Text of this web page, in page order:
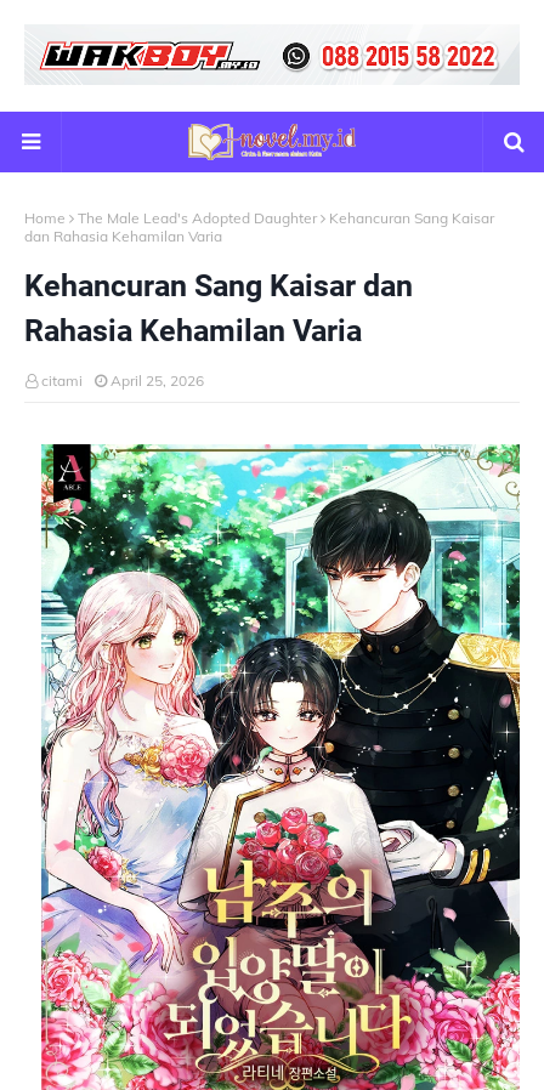
Home The Male Lead's Adopted Daughter
Kehancuran Sang Kaisar
dan Rahasia Kehamilan Varia
Kehancuran Sang Kaisar dan
Rahasia Kehamilan Varia
citami April 25, 2026